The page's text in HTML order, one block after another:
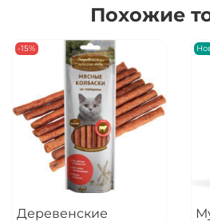
Похожие
-15%
Деревенские